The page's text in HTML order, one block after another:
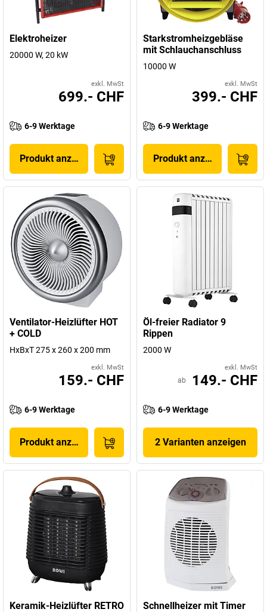
Elektroheizer
20000 W, 20 kW
exkl. MwSt
699.- CHF
6-9 Werktage
Produkt anzeigen
Starkstromheizgebläse
mit Schlauchanschluss
10000 W
exkl. MwSt
399.- CHF
6-9 Werktage
Produkt anzeigen
Ventilator-Heizlüfter HOT
+ COLD
HxBxT 275 x 260 x 200 mm
exkl. MwSt
159.- CHF
6-9 Werktage
Produkt anzeigen
Öl-freier Radiator 9
Rippen
2000 W
exkl. MwSt
ab 149.- CHF
6-9 Werktage
2 Varianten anzeigen
Keramik-Heizlüfter RETRO Schnellheizer mit Timer